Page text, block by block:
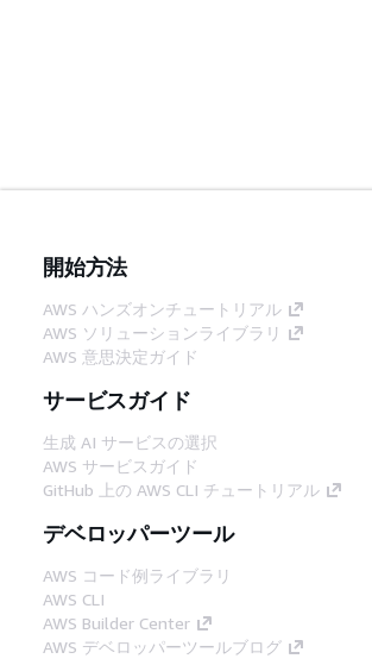
開始方法
AWS ハンズオンチュートリアル
AWS ソリューションライブラリ
AWS 意思決定ガイド
サービスガイド
生成 AI サービスの選択
AWS サービスガイド
GitHub 上の AWS CLI チュートリアル
デベロッパーツール
AWS コード例ライブラリ
AWS CLI
AWS Builder Center
AWS デベロッパーツールブログ